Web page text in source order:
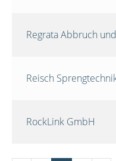
Regrata Abbruch
Reisch
RockLink GmbH